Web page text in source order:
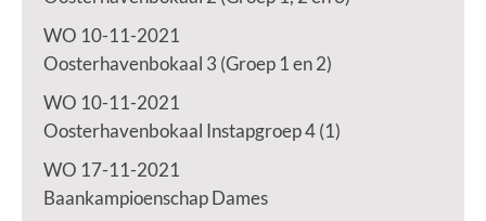
WO 10-11-2021
Oosterhavenbokaal 3 (Groep 1 en 2)
WO 10-11-2021
Oosterhavenbokaal Instapgroep 4 (1)
WO 17-11-2021
Baankampioenschap Dames